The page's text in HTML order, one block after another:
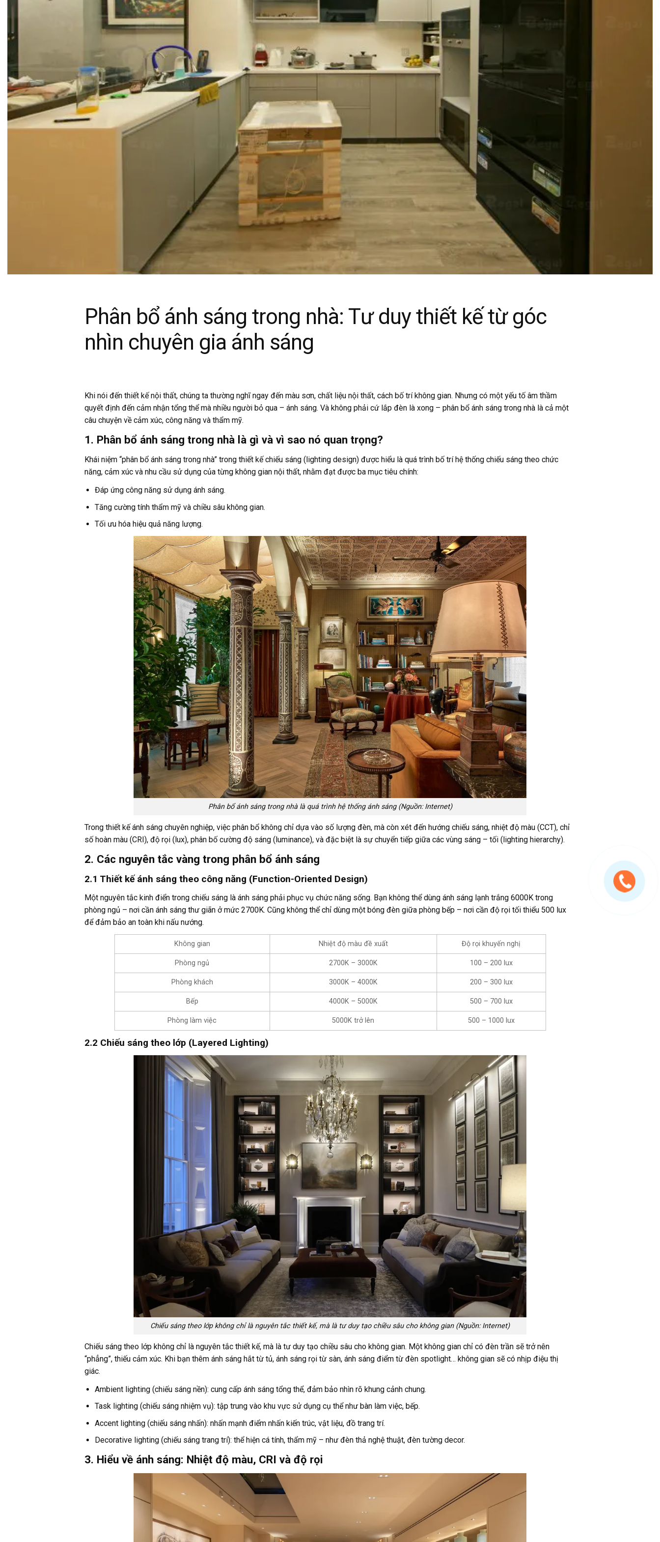
Phân bổ ánh sáng trong nhà: Tư duy thiết kế từ góc
nhìn chuyên gia ánh sáng
Khi nói đến thiết kế nội thất, chúng ta thường nghĩ ngay đến màu sơn, chất liệu nội thất, cách bố trí không gian. Nhưng có một yếu tố âm thầm
quyết định đến cảm nhận tổng thể mà nhiều người bỏ qua – ánh sáng. Và không phải cứ lắp đèn là xong – phân bổ ánh sáng trong nhà là cả một
câu chuyện về cảm xúc, công năng và thẩm mỹ.
1. Phân bổ ánh sáng trong nhà là gì và vì sao nó quan trọng?
Khái niệm “phân bổ ánh sáng trong nhà” trong thiết kế chiếu sáng (lighting design) được hiểu là quá trình bố trí hệ thống chiếu sáng theo chức
năng, cảm xúc và nhu cầu sử dụng của từng không gian nội thất, nhằm đạt được ba mục tiêu chính:
Đáp ứng công năng sử dụng ánh sáng.
Tăng cường tính thẩm mỹ và chiều sâu không gian.
Tối ưu hóa hiệu quả năng lượng.
Phân bổ ánh sáng trong nhà là quá trình hệ thống ánh sáng (Nguồn: Internet)
Trong thiết kế ánh sáng chuyên nghiệp, việc phân bổ không chỉ dựa vào số lượng đèn, mà còn xét đến hướng chiếu sáng, nhiệt độ màu (CCT), chỉ
số hoàn màu (CRI), độ rọi (lux), phân bố cường độ sáng (luminance), và đặc biệt là sự chuyển tiếp giữa các vùng sáng – tối (lighting hierarchy).
2. Các nguyên tắc vàng trong phân bổ ánh sáng
2.1 Thiết kế ánh sáng theo công năng (Function-Oriented Design)
Một nguyên tắc kinh điển trong chiếu sáng là ánh sáng phải phục vụ chức năng sống. Bạn không thể dùng ánh sáng lạnh trắng 6000K trong
phòng ngủ – nơi cần ánh sáng thư giãn ở mức 2700K. Cũng không thể chỉ dùng một bóng đèn giữa phòng bếp – nơi cần độ rọi tối thiểu 500 lux
để đảm bảo an toàn khi nấu nướng.
Không gian Nhiệt độ màu đề xuất Độ rọi khuyến nghị
Phòng ngủ 2700K – 3000K 100 – 200 lux
Phòng khách 3000K – 4000K 200 – 300 lux
Bếp 4000K – 5000K 500 – 700 lux
Phòng làm việc 5000K trở lên 500 – 1000 lux
2.2 Chiếu sáng theo lớp (Layered Lighting)
Chiếu sáng theo lớp không chỉ là nguyên tắc thiết kế, mà là tư duy tạo chiều sâu cho không gian (Nguồn: Internet)
Chiếu sáng theo lớp không chỉ là nguyên tắc thiết kế, mà là tư duy tạo chiều sâu cho không gian. Một không gian chỉ có đèn trần sẽ trở nên
“phẳng”, thiếu cảm xúc. Khi bạn thêm ánh sáng hắt từ tủ, ánh sáng rọi từ sàn, ánh sáng điểm từ đèn spotlight… không gian sẽ có nhịp điệu thị
giác.
Ambient lighting (chiếu sáng nền): cung cấp ánh sáng tổng thể, đảm bảo nhìn rõ khung cảnh chung.
Task lighting (chiếu sáng nhiệm vụ): tập trung vào khu vực sử dụng cụ thể như bàn làm việc, bếp.
Accent lighting (chiếu sáng nhấn): nhấn mạnh điểm nhấn kiến trúc, vật liệu, đồ trang trí.
Decorative lighting (chiếu sáng trang trí): thể hiện cá tính, thẩm mỹ – như đèn thả nghệ thuật, đèn tường decor.
3. Hiểu về ánh sáng: Nhiệt độ màu, CRI và độ rọi